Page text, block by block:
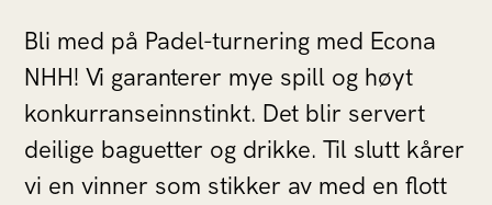
Bli med på Padel-turnering med Econa
NHH! Vi garanterer mye spill og høyt
konkurranseinnstinkt. Det blir servert
deilige baguetter og drikke. Til slutt kårer
vi en vinner som stikker av med en flott